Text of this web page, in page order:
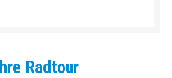
Radtour